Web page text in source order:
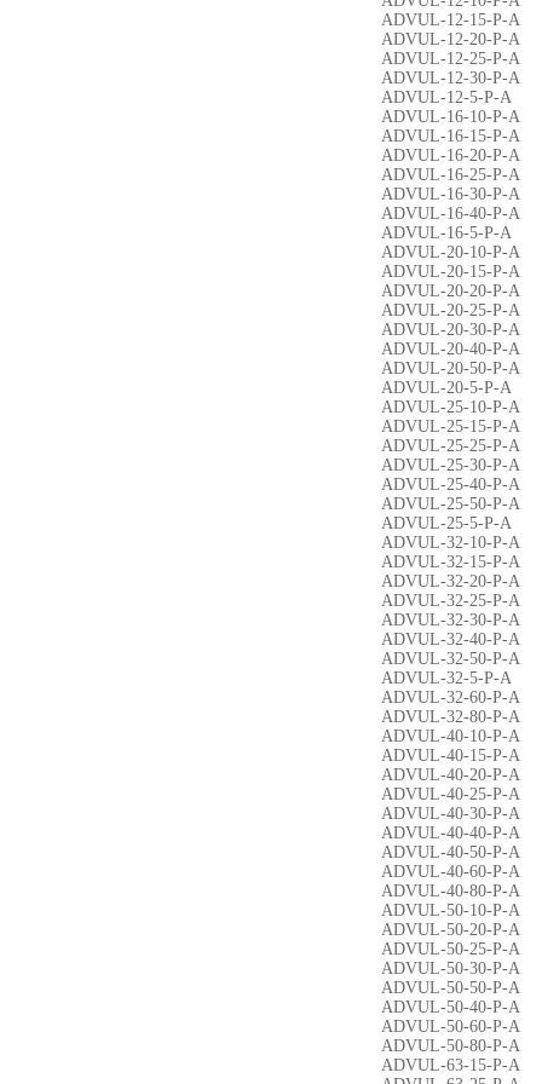
ADVUL-12-15-P-A
ADVUL-12-20-P-A
ADVUL-12-25-P-A
ADVUL-12-30-P-A
ADVUL-12-5-P-A
ADVUL-16-10-P-A
ADVUL-16-15-P-A
ADVUL-16-20-P-A
ADVUL-16-25-P-A
ADVUL-16-30-P-A
ADVUL-16-40-P-A
ADVUL-16-5-P-A
ADVUL-20-10-P-A
ADVUL-20-15-P-A
ADVUL-20-20-P-A
ADVUL-20-25-P-A
ADVUL-20-30-P-A
ADVUL-20-40-P-A
ADVUL-20-50-P-A
ADVUL-20-5-P-A
ADVUL-25-10-P-A
ADVUL-25-15-P-A
ADVUL-25-25-P-A
ADVUL-25-30-P-A
ADVUL-25-40-P-A
ADVUL-25-50-P-A
ADVUL-25-5-P-A
ADVUL-32-10-P-A
ADVUL-32-15-P-A
ADVUL-32-20-P-A
ADVUL-32-25-P-A
ADVUL-32-30-P-A
ADVUL-32-40-P-A
ADVUL-32-50-P-A
ADVUL-32-5-P-A
ADVUL-32-60-P-A
ADVUL-32-80-P-A
ADVUL-40-10-P-A
ADVUL-40-15-P-A
ADVUL-40-20-P-A
ADVUL-40-25-P-A
ADVUL-40-30-P-A
ADVUL-40-40-P-A
ADVUL-40-50-P-A
ADVUL-40-60-P-A
ADVUL-40-80-P-A
ADVUL-50-10-P-A
ADVUL-50-20-P-A
ADVUL-50-25-P-A
ADVUL-50-30-P-A
ADVUL-50-50-P-A
ADVUL-50-40-P-A
ADVUL-50-60-P-A
ADVUL-50-80-P-A
ADVUL-63-15-P-A